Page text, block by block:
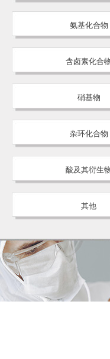
氨基化合物
含卤素化合
硝基物
杂环化合物
酸及其衍生
其他